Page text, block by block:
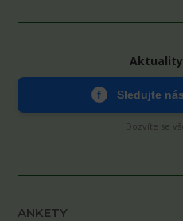
f Sledujte
Dozvíte se
ANKETY